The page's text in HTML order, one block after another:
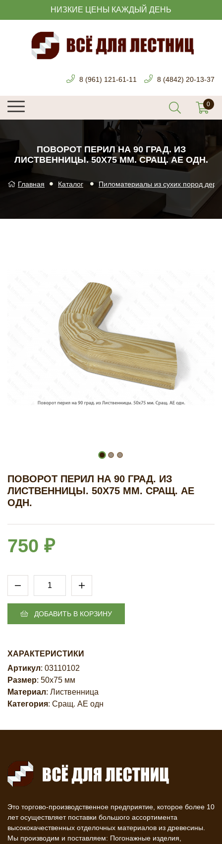
НИЗКИЕ ЦЕНЫ КАЖДЫЙ ДЕНЬ
8 (961) 121-61-11 8 (4842) 20-13-37
ПОВОРОТ ПЕРИЛ НА 90 ГРАД. ИЗ
ЛИСТВЕННИЦЫ. 50Х75 ММ. СРАЩ. AE ОДН.
Главная Каталог Пиломатериалы из сухих пород
ПОВОРОТ ПЕРИЛ НА 90 ГРАД. ИЗ
ЛИСТВЕННИЦЫ. 50Х75 ММ. СРАЩ. AE
ОДН.
750 ₽
ДОБАВИТЬ В КОРЗИНУ
ХАРАКТЕРИСТИКИ
Артикул: 03110102
Размер: 50х75 мм
Материал: Лиственница
Категория: Сращ. AE одн
Это торгово-производственное предприятие, которое более 10
лет осуществляет поставки большого ассортимента
высококачественных отделочных материалов из древесины.
Мы производим и поставляем: Погонажные изделия,